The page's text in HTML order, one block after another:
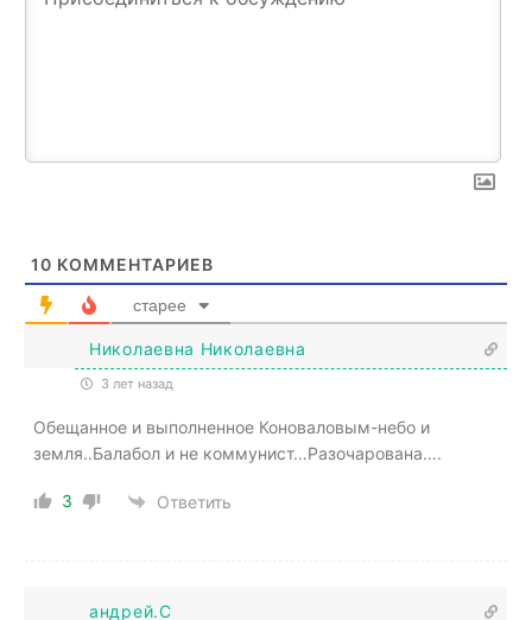
10 КОММЕНТАРИЕВ
старее
Николаевна Николаевна
3 лет назад
Обещанное и выполненное Коноваловым-небо и
земля..Балабол и не коммунист…Разочарована….
3 Ответить
андрей.С